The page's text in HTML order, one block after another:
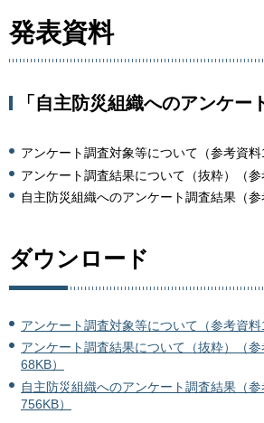
発表資料
「自主防災組織へのアンケー
アンケート調査対象等について（参考資料1
アンケート調査結果について（抜粋）（参
自主防災組織へのアンケート調査結果（参
ダウンロード
アンケート調査対象等について（参考資料
アンケート調査結果について（抜粋）（参
68KB）
自主防災組織へのアンケート調査結果（参
756KB）